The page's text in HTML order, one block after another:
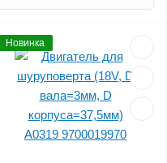
Новинка